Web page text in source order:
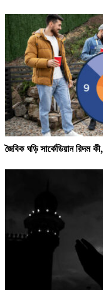
জৈবিক ঘড়ি সার্কেডিয়ান রিদম